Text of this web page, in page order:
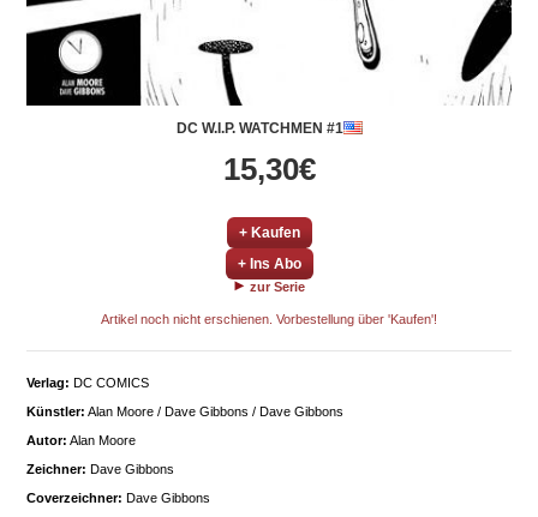
DC W.I.P. WATCHMEN #1
15,30€
+ Kaufen
+ Ins Abo
zur Serie
Artikel noch nicht erschienen. Vorbestellung über 'Kaufen'!
Verlag: DC COMICS
Künstler: Alan Moore / Dave Gibbons / Dave Gibbons
Autor: Alan Moore
Zeichner: Dave Gibbons
Coverzeichner: Dave Gibbons